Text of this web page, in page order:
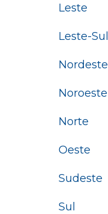
Leste
Leste-Sul
Nordeste
Noroeste
Norte
Oeste
Sudeste
Sul